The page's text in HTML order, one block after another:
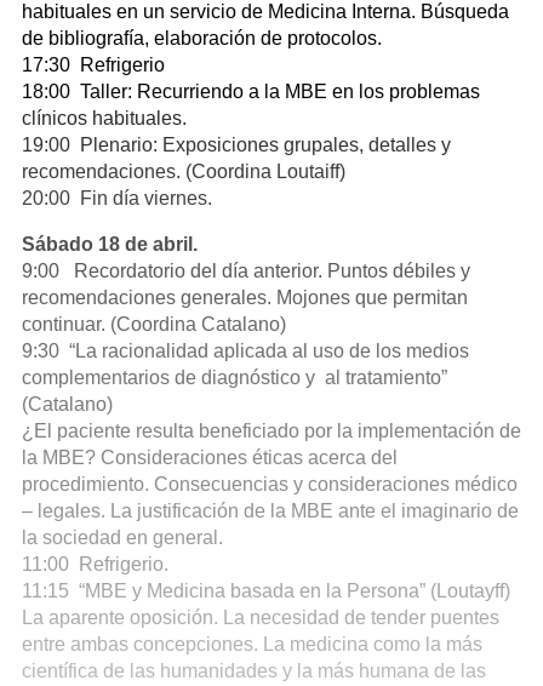
habituales en un servicio de Medicina Interna. Búsqueda
de bibliografía, elaboración de protocolos.
17:30 Refrigerio
18:00 Taller: Recurriendo a la MBE en los problemas
clínicos habituales.
19:00 Plenario: Exposiciones grupales, detalles y
recomendaciones. (Coordina Loutaiff)
20:00 Fin día viernes.
Sábado 18 de abril.
9:00 Recordatorio del día anterior. Puntos débiles y
recomendaciones generales. Mojones que permitan
continuar. (Coordina Catalano)
9:30 “La racionalidad aplicada al uso de los medios
complementarios de diagnóstico y al tratamiento”
(Catalano)
¿El paciente resulta beneficiado por la implementación de
la MBE? Consideraciones éticas acerca del
procedimiento. Consecuencias y consideraciones médico
– legales. La justificación de la MBE ante el imaginario de
la sociedad en general.
11:00 Refrigerio.
11:15 “MBE y Medicina basada en la Persona” (Loutayff)
La aparente oposición. La necesidad de tender puentes
entre ambas concepciones. La medicina como la más
científica de las humanidades y la más humana de las